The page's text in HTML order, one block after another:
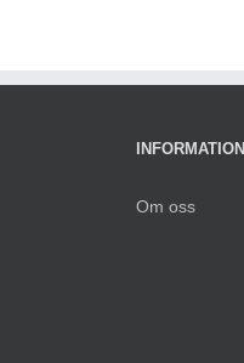
INFORMATION
Om oss